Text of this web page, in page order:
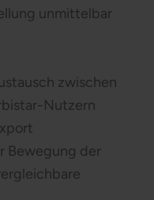
unmittelbar
zwischen
Nutzern
Bewegung der